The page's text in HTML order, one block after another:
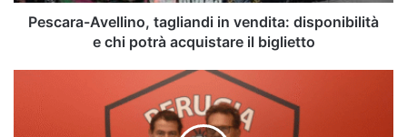
acquistare
Pescara-Avellino, tagliandi in vendita: disponibilità
e chi potrà acquistare il biglietto